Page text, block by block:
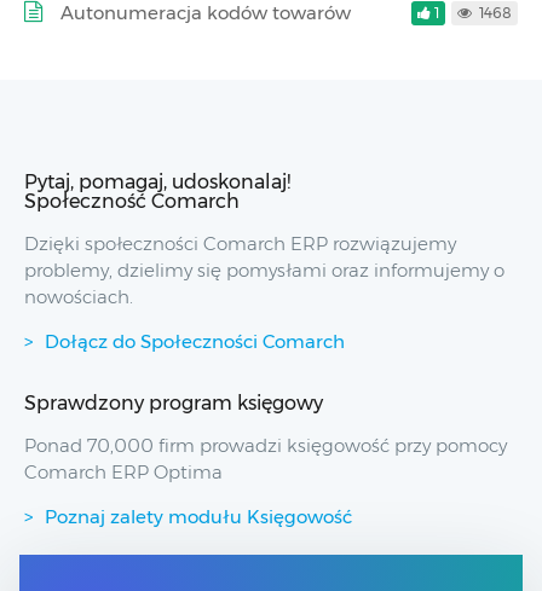
Autonumeracja kodów towarów 1 1468
Pytaj, pomagaj, udoskonalaj!
Społeczność Comarch
Dzięki społeczności Comarch ERP rozwiązujemy
problemy, dzielimy się pomysłami oraz informujemy o
nowościach.
Dołącz do Społeczności Comarch
Sprawdzony program księgowy
Ponad 70,000 firm prowadzi księgowość przy pomocy
Comarch ERP Optima
Poznaj zalety modułu Księgowość